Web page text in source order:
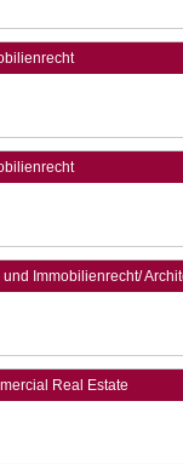
Immobilienrecht/
Real Estate